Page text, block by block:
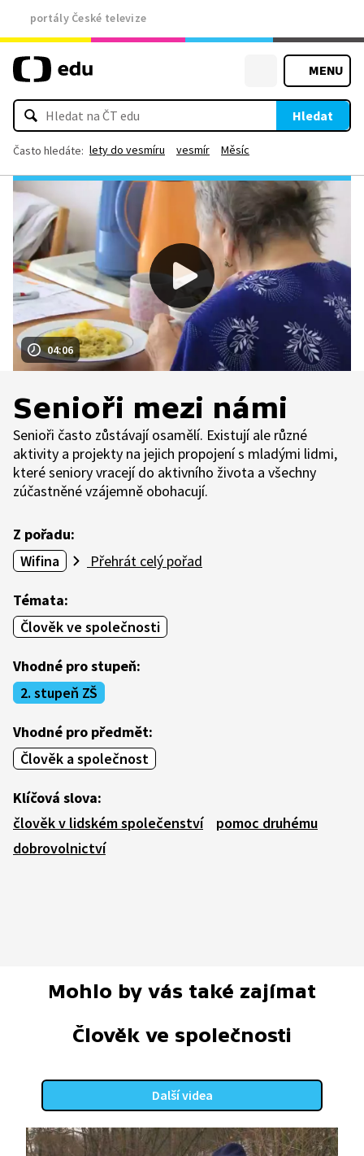
portály České televize
MENU
Hledat
Často hledáte: lety do vesmíru vesmír Měsíc
04:06
Senioři mezi námi
Senioři často zůstávají osamělí. Existují ale různé
aktivity a projekty na jejich propojení s mladými lidmi,
které seniory vracejí do aktivního života a všechny
zúčastněné vzájemně obohacují.
Z pořadu:
Wifina
Přehrát celý pořad
Témata:
Člověk ve společnosti
Vhodné pro stupeň:
2. stupeň ZŠ
Vhodné pro předmět:
Člověk a společnost
Klíčová slova:
člověk v lidském společenství
pomoc druhému
dobrovolnictví
Mohlo by vás také zajímat
Člověk ve společnosti
Další videa